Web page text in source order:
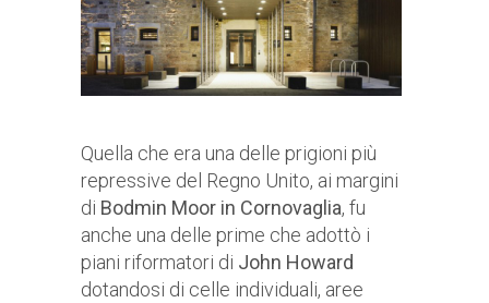
Quella che era una delle prigioni più
repressive del Regno Unito, ai margini
di Bodmin Moor in Cornovaglia, fu
anche una delle prime che adottò i
piani riformatori di John Howard
dotandosi di celle individuali, aree